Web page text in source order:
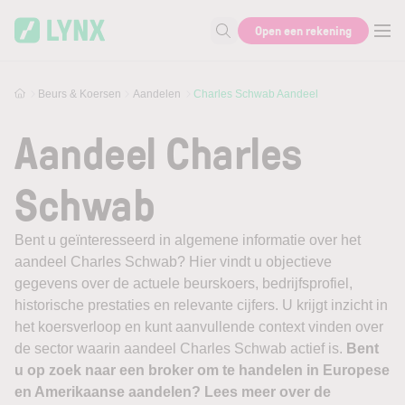
Zoek naar informatie
Open een rekening
Beurs & Koersen Aandelen Charles Schwab Aandeel
Aandeel Charles
Schwab
Bent u geïnteresseerd in algemene informatie over het
aandeel Charles Schwab? Hier vindt u objectieve
gegevens over de actuele beurskoers, bedrijfsprofiel,
historische prestaties en relevante cijfers. U krijgt inzicht in
het koersverloop en kunt aanvullende context vinden over
de sector waarin aandeel Charles Schwab actief is. Bent
u op zoek naar een broker om te handelen in Europese
en Amerikaanse aandelen? Lees meer over de